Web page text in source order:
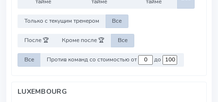
тайме
тайме
тайме
Только с текущим тренером Все
После 🏆 Кроме после 🏆 Все
Все Против команд со стоимостью от до
LUXEMBOURG